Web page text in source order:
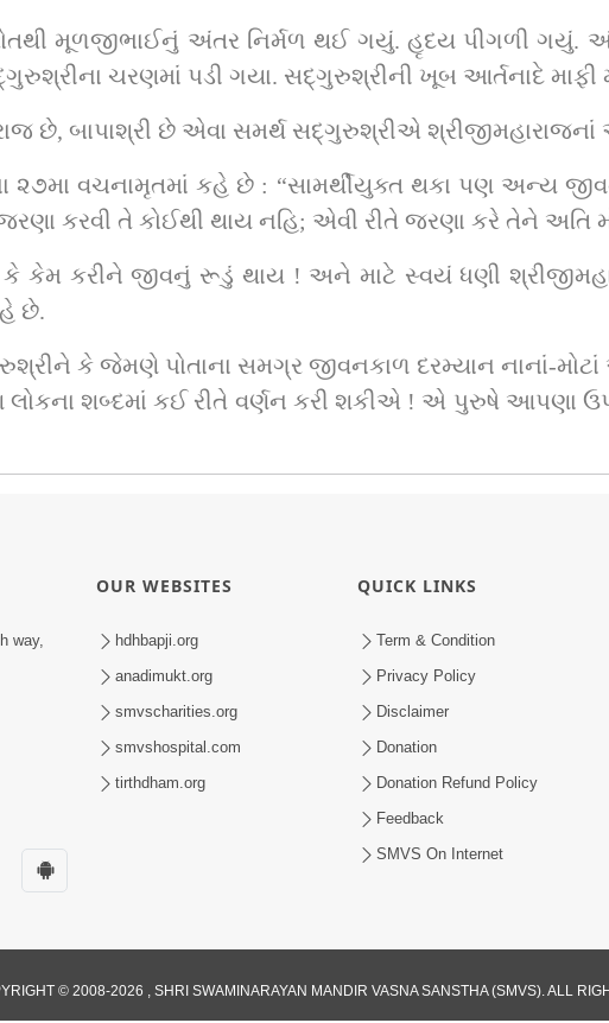
ધ્રુસકે ધ્રુસકે રડી પડ્યા અને સદ્‌ગુરુશ્રીના ચરણમાં પડી ગયા. સદ્‌ગુરુશ્રીની ખૂબ
જેના રૂંવાડે રૂંવાડે શ્રીજીમહારાજ છે, બાપાશ્રી છે એવા સમર્થ
૨૭મા વચનામૃતમાં કહે છે : “સામર્થીયુક્ત થકા પણ અન્ય
જરણા કરવી તે કોઈથી થાય નહિ; એવી રીતે જરણા કરે તેને અતિ
છે.
શબ્દમાં કઈ રીતે વર્ણન કરી શકીએ ! એ પુરુષે આપણા
way,
OUR WEBSITES
hdhbapji.org
anadimukt.org
smvscharities.org
smvshospital.com
tirthdham.org
QUICK LINKS
Term & Condition
Privacy Policy
Disclaimer
Donation
Donation Refund Policy
Feedback
SMVS On Internet
© 2008-2026 , SHRI SWAMINARAYAN MANDIR VASNA SANSTHA (SMVS). ALL